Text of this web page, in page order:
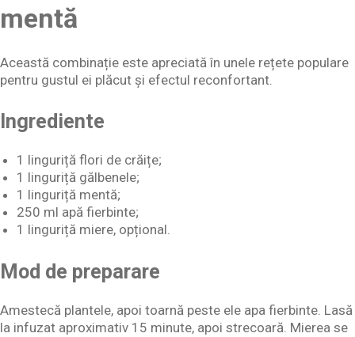
mentă
Această combinație este apreciată în unele rețete populare
pentru gustul ei plăcut și efectul reconfortant.
Ingrediente
1 linguriță flori de crăițe;
1 linguriță gălbenele;
1 linguriță mentă;
250 ml apă fierbinte;
1 linguriță miere, opțional.
Mod de preparare
Amestecă plantele, apoi toarnă peste ele apa fierbinte. Lasă
la infuzat aproximativ 15 minute, apoi strecoară. Mierea se